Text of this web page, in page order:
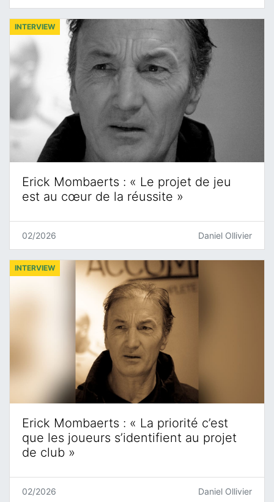
Erick Mombaerts : « Le projet de jeu
est au cœur de la réussite »
INTERVIEW
02/2026 Daniel Ollivier
Erick Mombaerts : « La priorité c’est
que les joueurs s’identifient au projet
de club »
INTERVIEW
02/2026 Daniel Ollivier